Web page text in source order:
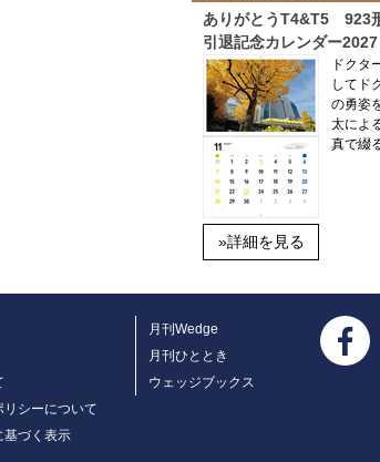
ありがとうT4&T5 923
引退記念カレンダー
»詳細を見る
ドクタ
してド
の勇姿
太によ
真で綴
リシーについて
基づく表示
月刊Wedge
月刊ひととき
ウェッジブックス